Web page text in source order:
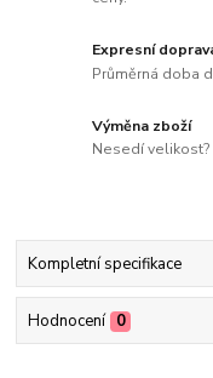
Expresní
Průměrná doba
Výměna zboží
Nesedí
Kompletní specifikace
Hodnocení 0